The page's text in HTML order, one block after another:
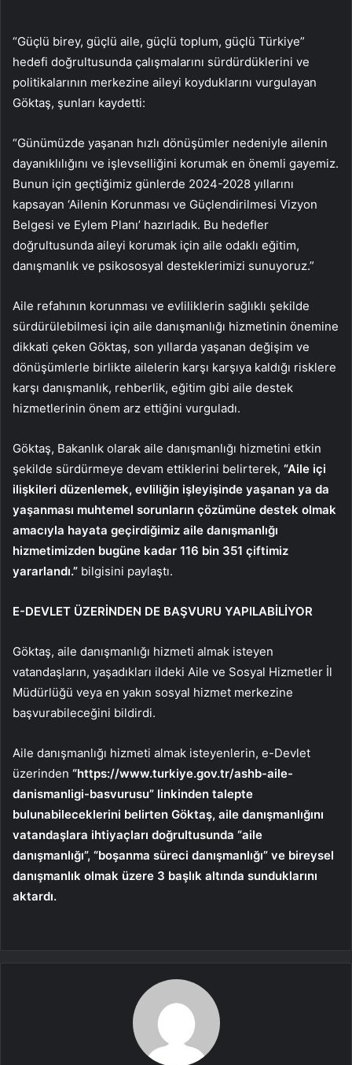
“Güçlü birey, güçlü aile, güçlü toplum, güçlü Türkiye”
hedefi doğrultusunda çalışmalarını sürdürdüklerini ve
politikalarının merkezine aileyi koyduklarını vurgulayan
Göktaş, şunları kaydetti:
“Günümüzde yaşanan hızlı dönüşümler nedeniyle ailenin
dayanıklılığını ve işlevselliğini korumak en önemli gayemiz.
Bunun için geçtiğimiz günlerde 2024-2028 yıllarını
kapsayan ‘Ailenin Korunması ve Güçlendirilmesi Vizyon
Belgesi ve Eylem Planı’ hazırladık. Bu hedefler
doğrultusunda aileyi korumak için aile odaklı eğitim,
danışmanlık ve psikososyal desteklerimizi sunuyoruz.”
Aile refahının korunması ve evliliklerin sağlıklı şekilde
sürdürülebilmesi için aile danışmanlığı hizmetinin önemine
dikkati çeken Göktaş, son yıllarda yaşanan değişim ve
dönüşümlerle birlikte ailelerin karşı karşıya kaldığı risklere
karşı danışmanlık, rehberlik, eğitim gibi aile destek
hizmetlerinin önem arz ettiğini vurguladı.
Göktaş, Bakanlık olarak aile danışmanlığı hizmetini etkin
şekilde sürdürmeye devam ettiklerini belirterek, “Aile içi
ilişkileri düzenlemek, evliliğin işleyişinde yaşanan ya da
yaşanması muhtemel sorunların çözümüne destek olmak
amacıyla hayata geçirdiğimiz aile danışmanlığı
hizmetimizden bugüne kadar 116 bin 351 çiftimiz
yararlandı.” bilgisini paylaştı.
E-DEVLET ÜZERİNDEN DE BAŞVURU YAPILABİLİYOR
Göktaş, aile danışmanlığı hizmeti almak isteyen
vatandaşların, yaşadıkları ildeki Aile ve Sosyal Hizmetler İl
Müdürlüğü veya en yakın sosyal hizmet merkezine
başvurabileceğini bildirdi.
Aile danışmanlığı hizmeti almak isteyenlerin, e-Devlet
üzerinden “https://www.turkiye.gov.tr/ashb-aile-
danismanligi-basvurusu” linkinden talepte
bulunabileceklerini belirten Göktaş, aile danışmanlığını
vatandaşlara ihtiyaçları doğrultusunda “aile
danışmanlığı”, “boşanma süreci danışmanlığı” ve bireysel
danışmanlık olmak üzere 3 başlık altında sunduklarını
aktardı.